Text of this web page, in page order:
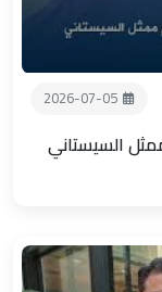
2026-07-05
السيستاني